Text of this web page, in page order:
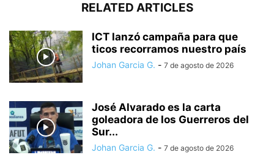
RELATED ARTICLES
ICT lanzó campaña para que
ticos recorramos nuestro país
Johan Garcia G. - 7 de agosto de 2026
José Alvarado es la carta
goleadora de los Guerreros del
Sur...
Johan Garcia G. - 7 de agosto de 2026